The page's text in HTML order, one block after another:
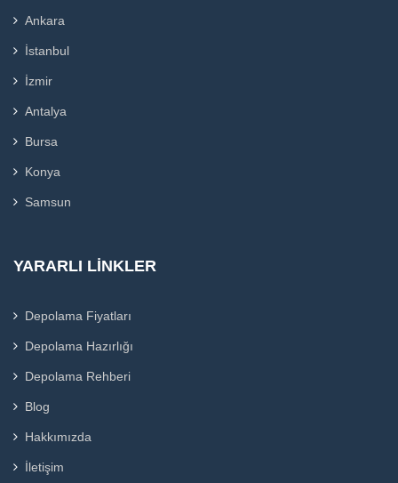
Ankara
İstanbul
İzmir
Antalya
Bursa
Konya
Samsun
YARARLI LINKLER
Depolama Fiyatları
Depolama Hazırlığı
Depolama Rehberi
Blog
Hakkımızda
İletişim